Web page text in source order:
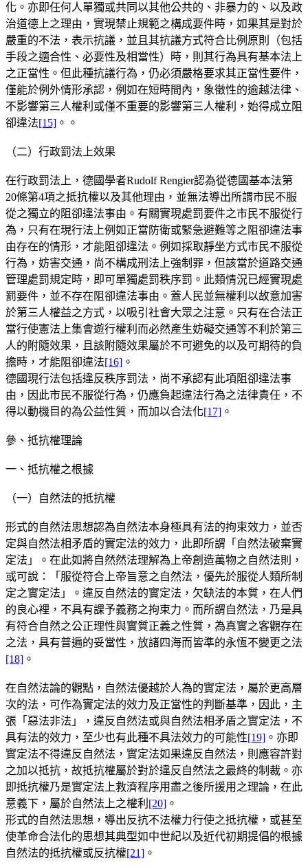
化。亦即任何人單獨或共同以其他公共的、非暴力的、以及政
治道德上之理由，實現禁止規範之構成要件時，如果其是對於
嚴重的不法，表示抗議，並且其抗議方式符合比例原則（包括
手段之適合性、必要性及相當性）時，則其行為具有基本法上
之正當性。但此種抗議行為，仍必須嚴格要求其正當性要件，
僅能於例外情形承認，例如在短時間內，象徵性的逾越法律、
不影響第三人權利或僅不重要的影響第三人權利，始得成立阻
卻違法[15] 。。
（二）行政罰法上效果
在行政罰法上，德國學者Rudolf Rengier認為從德國基本法第
20條第4項之抵抗權以及其他理由，並無法導出所謂市民不服
從之獨立的阻卻違法事由。有關實現處罰要件之市民不服從行
為，只有在現行法上例如正當防衛或緊急避難等之阻卻違法事
由存在的情形，才能阻卻違法。例如採取靜坐方式市民不服從
行為，妨害交通，尚不構成刑法上強制罪，但該當於道路交通
管理處罰規定時，即可單獨處罰秩序罰。此類情況已經實現處
罰要件，並不存在阻卻違法事由。蓋人民並無權利以故意加害
於第三人權益之方式，以吸引社會大眾之注意。只有在合法正
當行使憲法上集會遊行權利而必然產生妨礙交通等不利於第三
人的附隨效果，且該附隨效果屬於不可避免的以及可期待的負
擔時，才能阻卻違法[16] 。
德國現行法包括違反秩序罰法，尚不承認有此項阻卻違法事
由，因此市民不服從行為，仍應負起違法行為之法律責任，不
得以動機目的為公益性質，而加以合法化[17] 。
參、抵抗權理論
一、抵抗權之根據
（一）自然法的抵抗權
形式的自然法思想認為自然法本身極具有法的拘束效力，並否
定與自然法相矛盾的實定法的效力，此即所謂「自然法破棄實
定法」。在此如將自然然法理解為上帝創造萬物之自然法則，
或可說：「服從符合上帝旨意之自然法，優先於服從人類所制
定之實定法」。違反自然法的實定法，欠缺法的本質，在人們
的良心裡，不具有課予義務之拘束力。而所謂自然法，乃是具
有符合自然之公正理性與實質正義之性質，為真實之客觀存在
之法，具有普遍的妥當性，放諸四海而皆準的永恆不變更之法
[18] 。
在自然法論的觀點，自然法優越於人為的實定法，屬於更高層
次的法，可作為實定法的效力及正當性的判斷基準，因此，主
張「惡法非法」，違反自然法或與自然法相矛盾之實定法，不
具有法的效力，至少也有此種不具法效力的可能性[19] 。亦即
實定法不得違反自然法，實定法如果違反自然法，則應容許對
之加以抵抗，故抵抗權屬於對於違反自然法之最終的制裁。亦
即抵抗權乃是實定法上救濟程序用盡之後所援用之理論，在此
意義下，屬於自然法上之權利 [20] 。
形式的自然法思想，導出反抗不法權力行使之抵抗權，或甚至
使革命合法化的思想其典型如中世紀以及近代初期提倡的根據
自然法的抵抗權或反抗權[21] 。